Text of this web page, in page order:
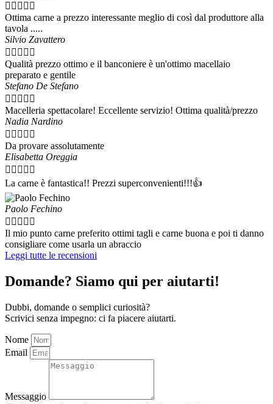
    
Ottima carne a prezzo interessante meglio di così dal produttore alla
tavola .....
Silvio Zavattero
    
Qualità prezzo ottimo e il banconiere è un'ottimo macellaio
preparato e gentile
Stefano De Stefano
    
Macelleria spettacolare! Eccellente servizio! Ottima qualità/prezzo
Nadia Nardino
    
Da provare assolutamente
Elisabetta Oreggia
    
La carne è fantastica!! Prezzi superconvenienti!!!👍
Paolo Fechino
    
Il mio punto carne preferito ottimi tagli e carne buona e poi ti danno
consigliare come usarla un abraccio
Leggi tutte le recensioni
Domande? Siamo qui per aiutarti!
Dubbi, domande o semplici curiosità?
Scrivici senza impegno: ci fa piacere aiutarti.
Nome
Email
Messaggio